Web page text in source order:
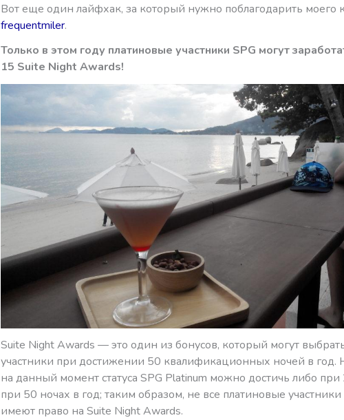
Вот еще один лайфхак, за который нужно поблагодарить моего
frequentmiler.
Только в этом году платиновые участники SPG могут
15 Suite Night Awards!
Suite Night Awards — это один из бонусов, который могут
участники при достижении 50 квалификационных ночей в год.
на данный момент статуса SPG Platinum можно достичь либо при
при 50 ночах в год; таким образом, не все платиновые участники
имеют право на Suite Night Awards.